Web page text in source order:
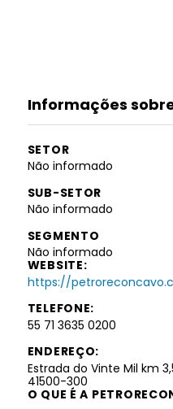
Informações sobre
SETOR
Não informado
SUB-SETOR
Não informado
SEGMENTO
Não informado
WEBSITE:
https://
TELEFONE:
55 71 3635 0200
ENDEREÇO:
Estrada do Vinte Mil km
41500-300
O QUE É A